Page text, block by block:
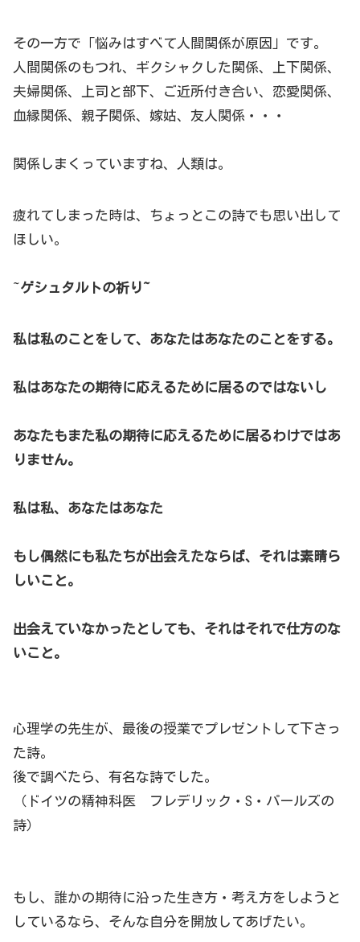
その一方で「悩みはすべて人間関係が原因」です。
人間関係のもつれ、ギクシャクした関係、上下関係、
夫婦関係、上司と部下、ご近所付き合い、恋愛関係、
血縁関係、親子関係、嫁姑、友人関係・・・
関係しまくっていますね、人類は。
疲れてしまった時は、ちょっとこの詩でも思い出して
ほしい。
~ゲシュタルトの祈り~
私は私のことをして、あなたはあなたのことをする。
私はあなたの期待に応えるために居るのではないし
あなたもまた私の期待に応えるために居るわけではあ
りません。
私は私、あなたはあなた
もし偶然にも私たちが出会えたならば、それは素晴ら
しいこと。
出会えていなかったとしても、それはそれで仕方のな
いこと。
心理学の先生が、最後の授業でプレゼントして下さっ
た詩。
後で調べたら、有名な詩でした。
（ドイツの精神科医 フレデリック・S・パールズの
詩）
もし、誰かの期待に沿った生き方・考え方をしようと
しているなら、そんな自分を開放してあげたい。